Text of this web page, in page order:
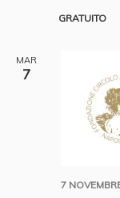
GRATUITO
MAR
7
7